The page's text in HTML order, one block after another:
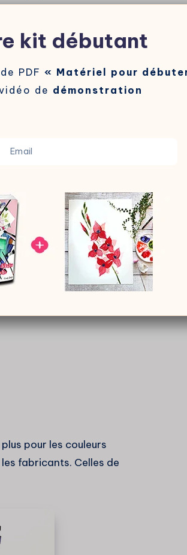
question, mais
:
pour les couleurs
fabricants. Celles de
kit débutant
PDF « Matériel pour
de démonstration